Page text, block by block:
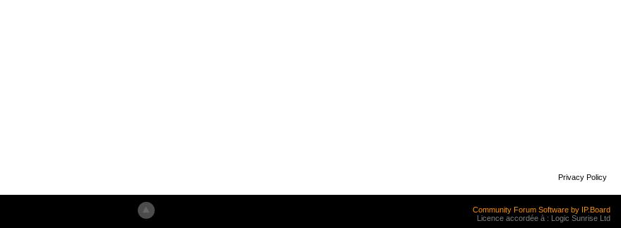
Privacy Policy
Community Forum Software by IP.Board
Licence accordée à : Logic Sunrise Ltd